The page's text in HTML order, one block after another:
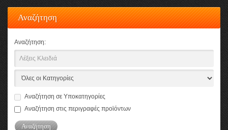
Αναζήτηση
Αναζήτηση:
Αναζήτηση σε Υποκατηγορίες
Αναζήτηση στις περιγραφές προϊόντων